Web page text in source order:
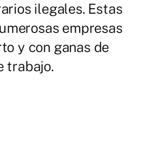
ilegales. Estas
empresas
y con ganas de
trabajo.